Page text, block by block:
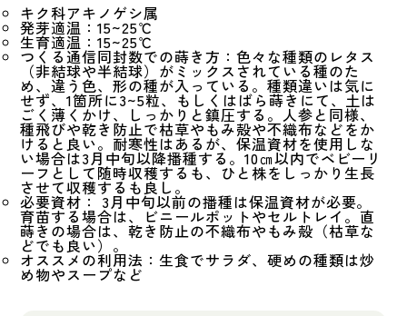
キク科アキノゲシ属
発芽適温：15~25℃
生育適温：15~25℃
つくる通信同封数での蒔き方：色々な種類のレタス
（非結球や半結球）がミックスされている種のた
め、違う色、形の種が入っている。種類違いは気に
せず、1箇所に3~5粒、もしくはばら蒔きにて、土は
ごく薄くかけ、しっかりと鎮圧する。人参と同様、
種飛びや乾き防止で枯草やもみ殻や不織布などをか
けると良い。耐寒性はあるが、保温資材を使用しな
い場合は3月中旬以降播種する。10㎝以内でベビーリ
ーフとして随時収穫するも、ひと株をしっかり生長
させて収穫するも良し。
必要資材： 3月中旬以前の播種は保温資材が必要。
育苗する場合は、ビニールポットやセルトレイ。直
蒔きの場合は、乾き防止の不織布やもみ殻（枯草な
どでも良い）。
オススメの利用法：生食でサラダ、硬めの種類は炒
め物やスープなど